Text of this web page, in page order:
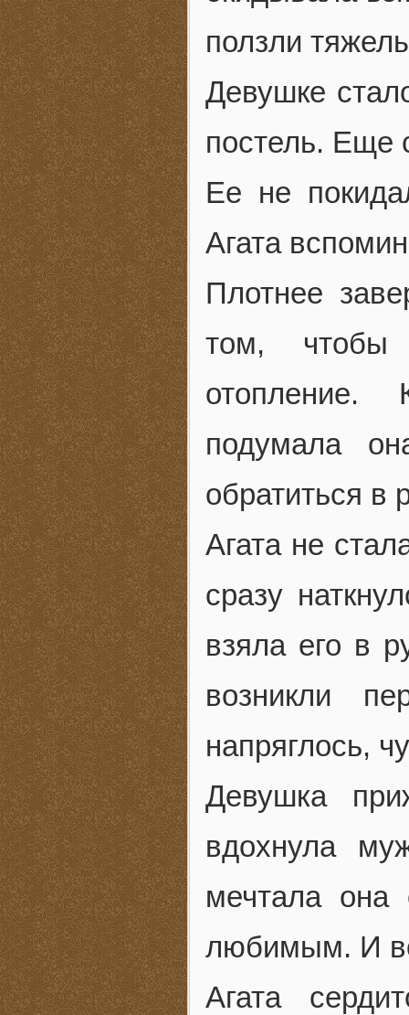
ползли
Девушке
постель. Еще
Ее не
Агата
Плотнее
том, чтобы
отопление.
подумала
обратиться в
Агата не
сразу
взяла его в
возникли
напряглось,
Девушка
вдохнула
мечтала она
любимым. И
Агата